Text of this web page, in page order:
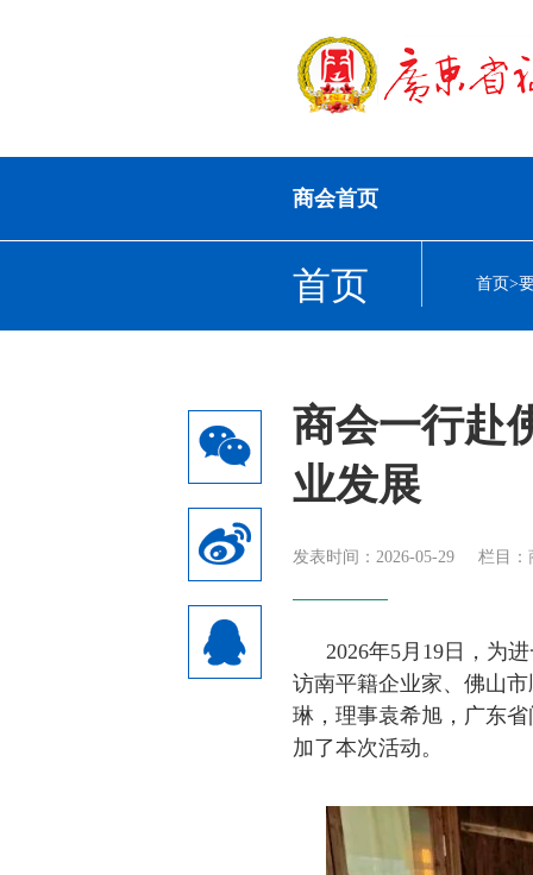
商会首页
首页 首页>
商会一行赴
业发展
发表时间：2026-05-29 栏目：
2026年5月19日，为
访南平籍企业家、佛山
琳，理事袁希旭，广东
加了本次活动。